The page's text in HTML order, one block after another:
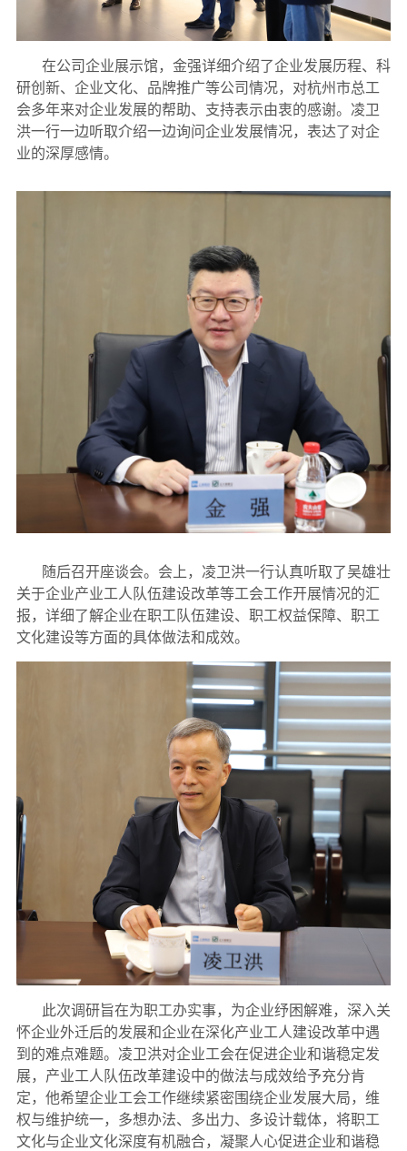
在公司企业展示馆，金强详细介绍了企业发展历程、科
研创新、企业文化、品牌推广等公司情况，对杭州市总工
会多年来对企业发展的帮助、支持表示由衷的感谢。凌卫
洪一行一边听取介绍一边询问企业发展情况，表达了对企
业的深厚感情。
随后召开座谈会。会上，凌卫洪一行认真听取了吴雄壮
关于企业产业工人队伍建设改革等工会工作开展情况的汇
报，详细了解企业在职工队伍建设、职工权益保障、职工
文化建设等方面的具体做法和成效。
此次调研旨在为职工办实事，为企业纾困解难，深入关
怀企业外迁后的发展和企业在深化产业工人建设改革中遇
到的难点难题。凌卫洪对企业工会在促进企业和谐稳定发
展，产业工人队伍改革建设中的做法与成效给予充分肯
定，他希望企业工会工作继续紧密围绕企业发展大局，维
权与维护统一，多想办法、多出力、多设计载体，将职工
文化与企业文化深度有机融合，凝聚人心促进企业和谐稳